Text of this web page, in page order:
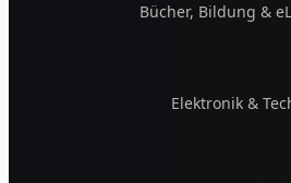
Bücher, Bildung &
Elektronik &